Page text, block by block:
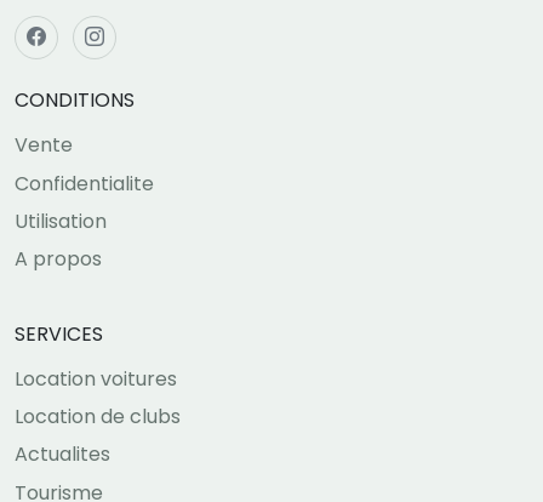
CONDITIONS
Vente
Confidentialite
Utilisation
A propos
SERVICES
Location voitures
Location de clubs
Actualites
Tourisme